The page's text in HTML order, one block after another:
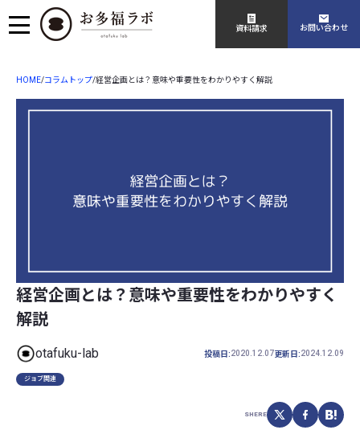
資料請求 お問い合わせ
HOME/コラムトップ/経営企画とは？意味や重要性をわかりやすく解説
経営企画とは？意味や重要性をわかりやすく
解説
otafuku-lab 投稿日:2020.12.07更新日:2024.12.09
ジョブ関連
SHERE